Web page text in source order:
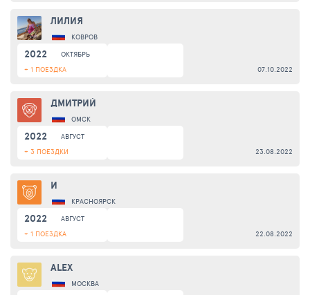
ЛИЛИЯ
КОВРОВ
2022
ОКТЯБРЬ
+ 1 ПОЕЗДКА
07.10.2022
ДМИТРИЙ
ОМСК
2022
АВГУСТ
+ 3 ПОЕЗДКИ
23.08.2022
И
КРАСНОЯРСК
2022
АВГУСТ
+ 1 ПОЕЗДКА
22.08.2022
ALEX
МОСКВА